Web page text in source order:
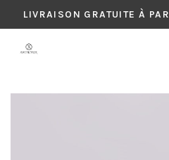
LIVRAISON GRATUITE À